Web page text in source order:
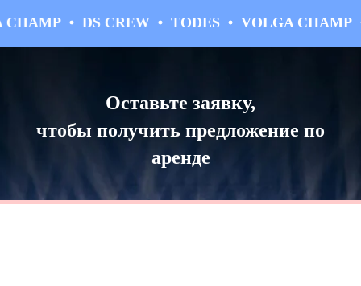
CHAMP DS CREW TODES VOLGA
Оставьте заявку,
чтобы получить предложение по
аренде